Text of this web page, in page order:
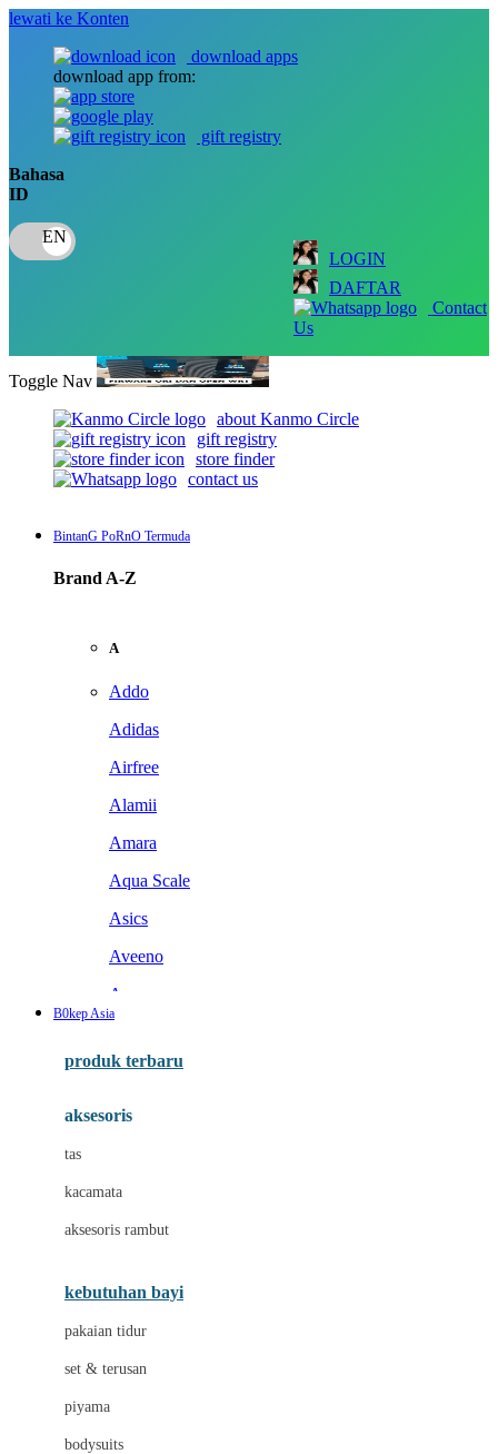
lewati ke Konten
download apps
download app from:
gift registry
Bahasa
ID
LOGIN
DAFTAR
Contact
Us
Toggle Nav
about Kanmo Circle
gift registry
store finder
contact us
BintanG PoRnO Termuda
Brand A-Z
A
Addo
Adidas
Airfree
Alamii
Amara
Aqua Scale
Asics
Aveeno
Awan
Baabaasheepz
Baby Dove
Baby Jogger
B0kep Asia
produk terbaru
aksesoris
tas
kacamata
aksesoris rambut
kebutuhan bayi
pakaian tidur
set & terusan
piyama
bodysuits